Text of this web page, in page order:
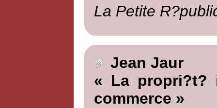
La Petite
Jean Jaur
« La propri?t?
commerce »